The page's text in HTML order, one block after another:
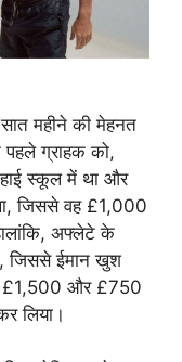
महीने की मेहनत
ग्राहक को,
स्कूल में था और
जिससे वह £1,000
अफ्लेटे के
जिससे ईमान खुश
£1,500 और £750
लिया।